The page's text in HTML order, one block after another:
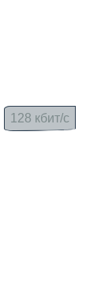
128 кбит/с